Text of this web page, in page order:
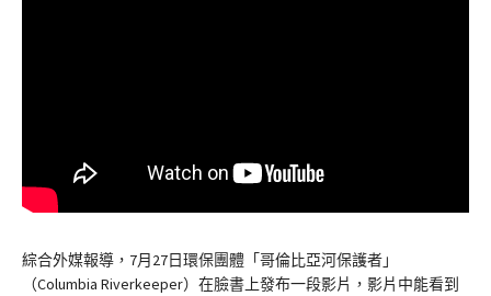
綜合外媒報導，7月27日環保團體「哥倫比亞河保護者」
（Columbia Riverkeeper）在臉書上發布一段影片，影片中能看到